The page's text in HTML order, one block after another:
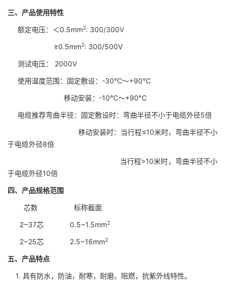
三、产品使用特性
额定电压：＜0.5mm2: 300/300V
≥0.5mm2: 300/500V
测试电压： 2000V
使用温度范围：固定敷设：-30℃～+90℃
移动安装：-10℃～+90℃
电缆推荐弯曲半径：固定敷设时：弯曲半径不小于电缆外径5倍
移动安装时：当行程≤10米时，弯曲半径不小
于电缆外径8倍
当行程>10米时，弯曲半径不小
于电缆外径10倍
四、 产品规格范围
芯数 标称截面
2~37芯 0.5~1.5mm2
2~25芯 2.5~16mm2
五、 产品特点
1. 具有防水，防油，耐寒，耐磨，阻燃，抗紫外线特性。